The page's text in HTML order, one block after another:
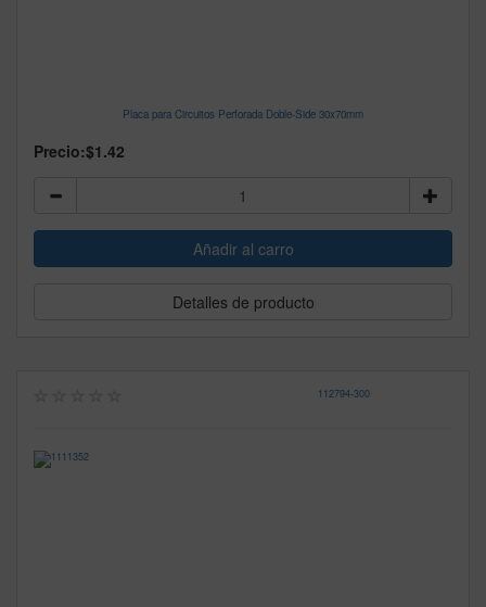
Placa para Circuitos Perforada Doble-Side 30x70mm
Precio:$1.42
Detalles de producto
112794-300